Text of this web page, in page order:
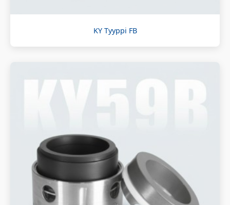
KY Tyyppi FB